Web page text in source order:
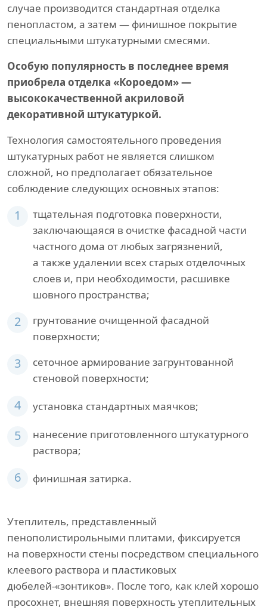
случае производится стандартная отделка
пенопластом, а затем — финишное покрытие
специальными штукатурными смесями.
Особую популярность в последнее время
приобрела отделка «Короедом» —
высококачественной акриловой
декоративной штукатуркой.
Технология самостоятельного проведения
штукатурных работ не является слишком
сложной, но предполагает обязательное
соблюдение следующих основных этапов:
1
тщательная подготовка поверхности,
заключающаяся в очистке фасадной части
частного дома от любых загрязнений,
а также удалении всех старых отделочных
слоев и, при необходимости, расшивке
шовного пространства;
2
грунтование очищенной фасадной
поверхности;
3
сеточное армирование загрунтованной
стеновой поверхности;
4 установка стандартных маячков;
5
нанесение приготовленного штукатурного
раствора;
6 финишная затирка.
Утеплитель, представленный
пенополистирольными плитами, фиксируется
на поверхности стены посредством специального
клеевого раствора и пластиковых
дюбелей-«зонтиков». После того, как клей хорошо
просохнет, внешняя поверхность утеплительных